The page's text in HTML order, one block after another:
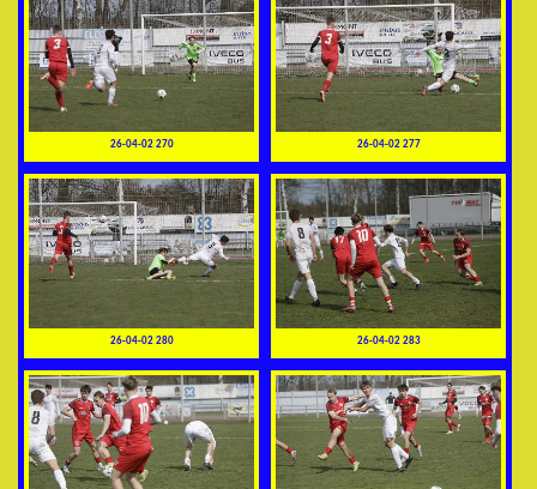
26-04-02 270 26-04-02 277
26-04-02 280 26-04-02 283